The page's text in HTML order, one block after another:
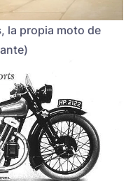
, la propia moto de